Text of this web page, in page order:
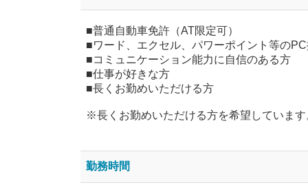
■普通自動車免許（AT限定可）
■ワード、エクセル、パワーポイント等の
■コミュニケーション能力に自信のある方
■仕事が好きな方
■長くお勤めいただける方
※長くお勤めいただける方を希望しています
勤務時間